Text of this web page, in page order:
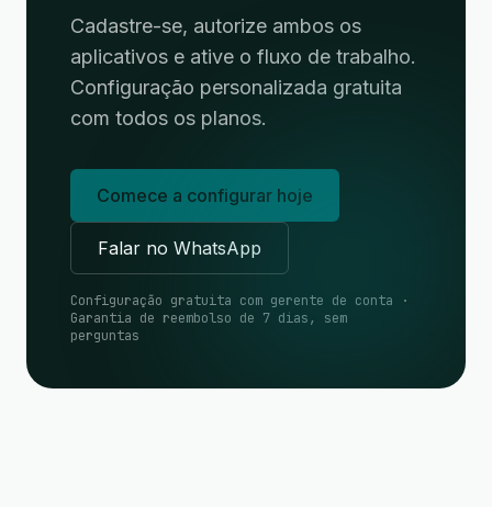
Cadastre-se, autorize ambos os
aplicativos e ative o fluxo de trabalho.
Configuração personalizada gratuita
com todos os planos.
Comece a configurar hoje
Falar no WhatsApp
Configuração gratuita com gerente de conta ·
Garantia de reembolso de 7 dias, sem
perguntas